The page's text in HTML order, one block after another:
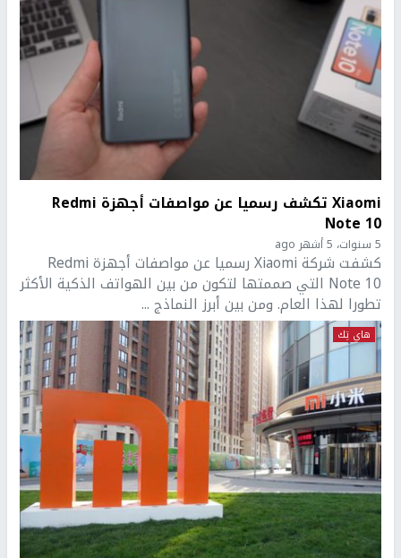
Xiaomi تكشف رسميا عن مواصفات أجهزة Redmi
Note 10
5 سنوات، 5 أشهر ago
كشفت شركة Xiaomi رسميا عن مواصفات أجهزة Redmi
Note 10 التي صممتها لتكون من بين الهواتف الذكية الأكثر
تطورا لهذا العام. ومن بين أبرز النماذج ...
هاي تِك